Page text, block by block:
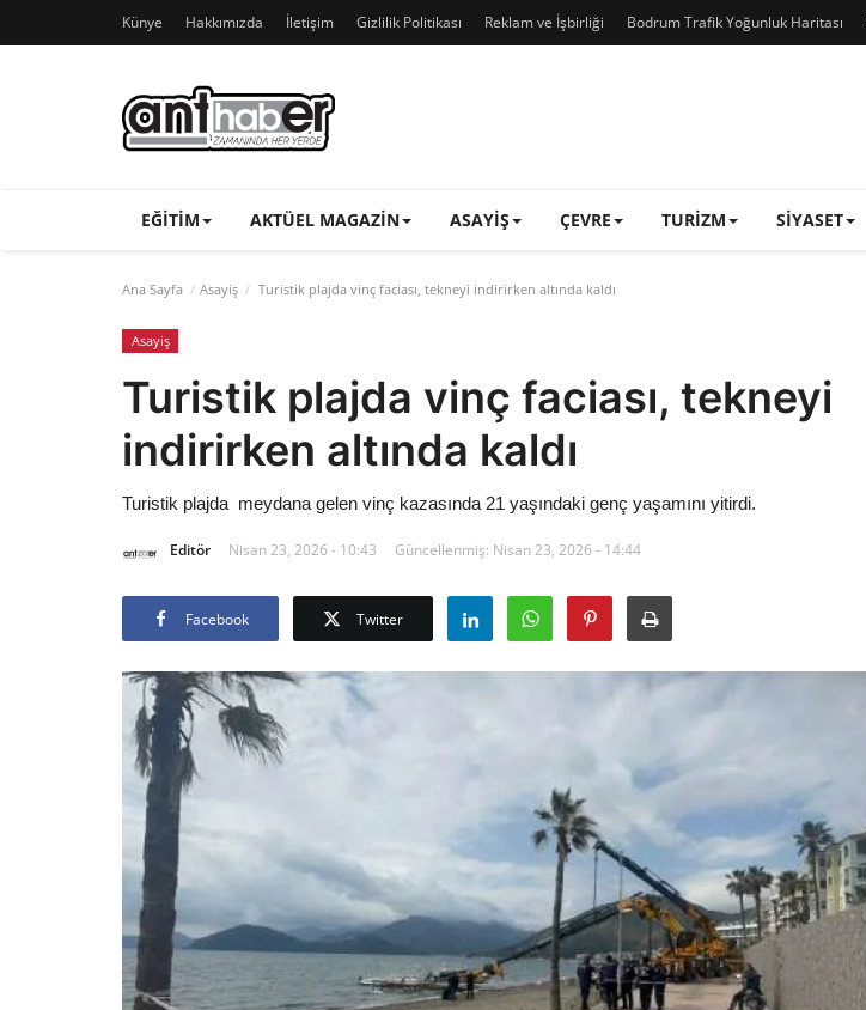
Künye Hakkımızda İletişim Gizlilik Politikası Reklam ve İşbirliği Bodrum Trafik Yoğunluk Haritası
EĞITIM AKTÜEL MAGAZIN ASAYIŞ ÇEVRE TURIZM SIYASET
Ana Sayfa Asayiş Turistik plajda vinç faciası, tekneyi indirirken altında kaldı
Asayiş
Turistik plajda vinç faciası, tekneyi
indirirken altında kaldı
Turistik plajda meydana gelen vinç kazasında 21 yaşındaki genç yaşamını yitirdi.
Editör Nisan 23, 2026 - 10:43 Güncellenmiş: Nisan 23, 2026 - 14:44
Facebook Twitter